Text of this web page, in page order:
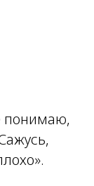
понимаю,